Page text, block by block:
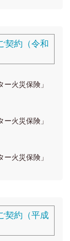
契約（令和
ー火災保険」
ー火災保険」
ー火災保険」
契約（平成